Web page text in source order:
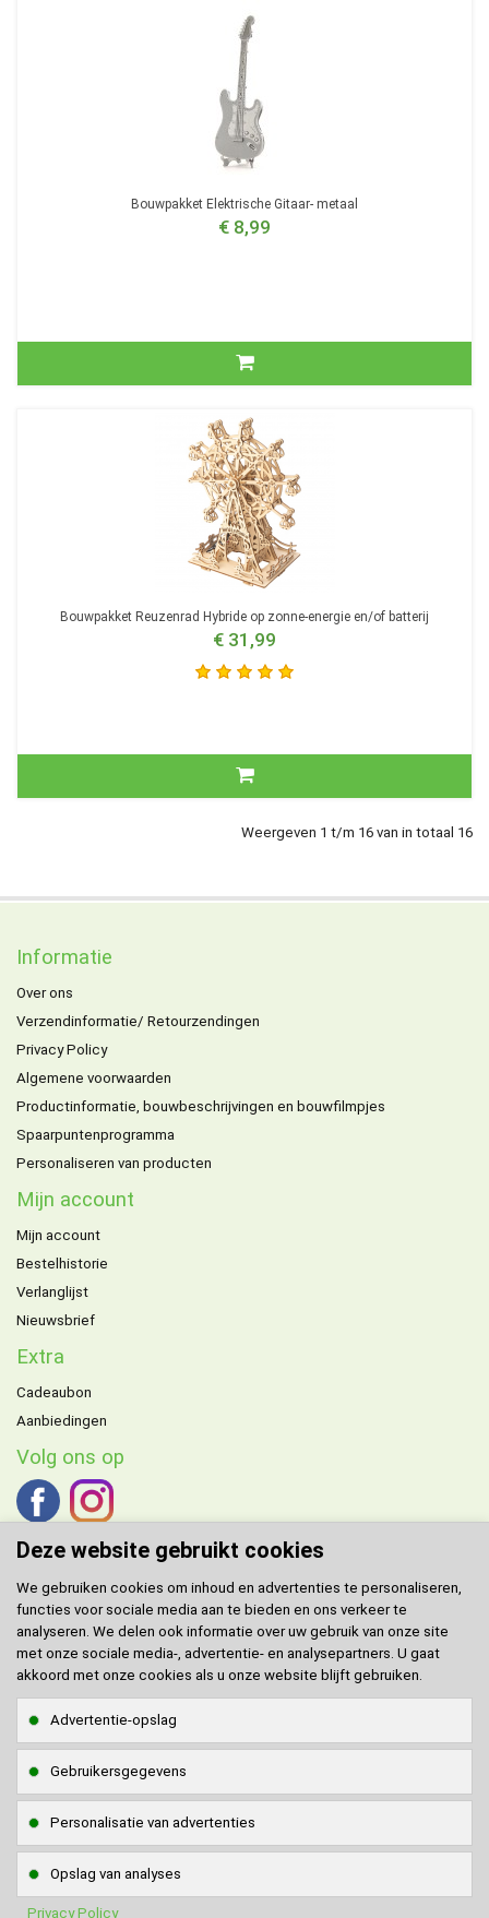
Bouwpakket Elektrische Gitaar- metaal
€ 8,99
Bouwpakket Reuzenrad Hybride op zonne-energie en/of batterij
€ 31,99
Weergeven 1 t/m 16 van in totaal 16
Informatie
Over ons
Verzendinformatie/ Retourzendingen
Privacy Policy
Algemene voorwaarden
Productinformatie, bouwbeschrijvingen en bouwfilmpjes
Spaarpuntenprogramma
Personaliseren van producten
Mijn account
Mijn account
Bestelhistorie
Verlanglijst
Nieuwsbrief
Extra
Cadeaubon
Aanbiedingen
Volg ons op
DOMENECHagent voor de Benelux.
Klantenservice
Sitemap
Klantenservice viaWhatsApp
WhatsApp naar0642908117
Veilig online betalen
Deze website gebruikt cookies
We gebruiken cookies om inhoud en advertenties te personaliseren,
functies voor sociale media aan te bieden en ons verkeer te
analyseren. We delen ook informatie over uw gebruik van onze site
met onze sociale media-, advertentie- en analysepartners. U gaat
akkoord met onze cookies als u onze website blijft gebruiken.
Advertentie-opslag
Gebruikersgegevens
Personalisatie van advertenties
Opslag van analyses
Privacy Policy